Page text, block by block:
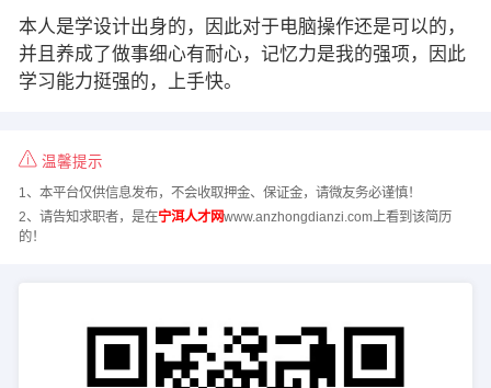
本人是学设计出身的，因此对于电脑操作还是可以的，
并且养成了做事细心有耐心，记忆力是我的强项，因此
学习能力挺强的，上手快。
温馨提示
1、本平台仅供信息发布，不会收取押金、保证金，请微友务必谨慎！
2、请告知求职者，是在宁洱人才网www.anzhongdianzi.com上看到该简历
的！